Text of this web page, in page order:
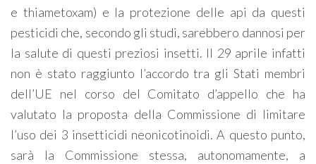
e thiametoxam) e la protezione delle api da questi
pesticidi che, secondo gli studi, sarebbero dannosi per
la salute di questi preziosi insetti. Il 29 aprile infatti
non è stato raggiunto l’accordo tra gli Stati membri
dell’UE nel corso del Comitato d’appello che ha
valutato la proposta della Commissione di limitare
l’uso dei 3 insetticidi neonicotinoidi. A questo punto,
sarà la Commissione stessa, autonomamente, a